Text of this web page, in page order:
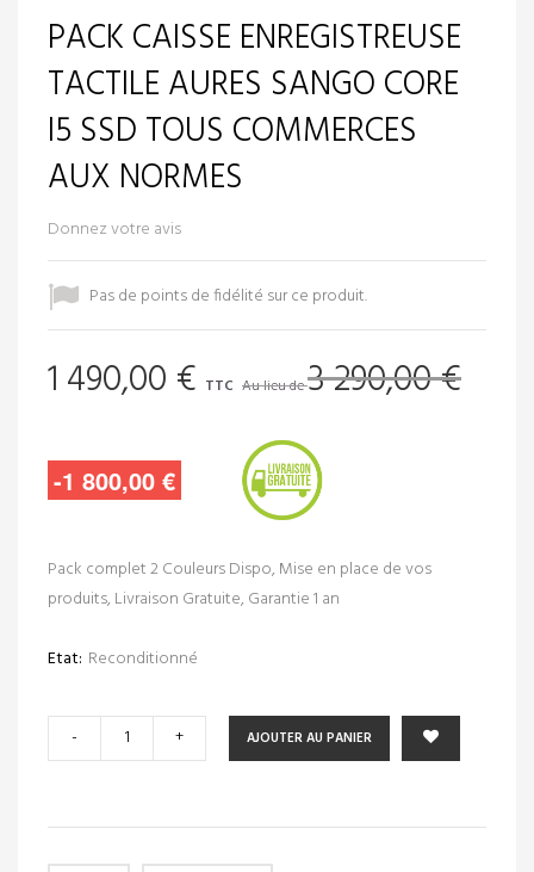
PACK CAISSE ENREGISTREUSE
TACTILE AURES SANGO CORE
I5 SSD TOUS COMMERCES
AUX NORMES
Donnez votre avis
Pas de points de fidélité sur ce produit.
1 490,00 € TTC Au lieu de3 290,00 €
-1 800,00 €
Pack complet 2 Couleurs Dispo, Mise en place de vos
produits, Livraison Gratuite, Garantie 1 an
Etat: Reconditionné
- + AJOUTER AU PANIER